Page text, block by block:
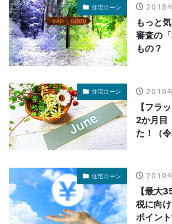
住宅ローン 2018
もっと
審査の
もの？
住宅ローン 2019
【フラ
2か月
た！（
住宅ローン 2019
【最大
税に向
ポイン